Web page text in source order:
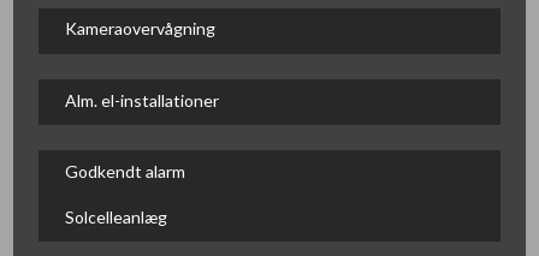
Kameraovervågning
Alm. el-installationer
Godkendt alarm
Solcelleanlæg